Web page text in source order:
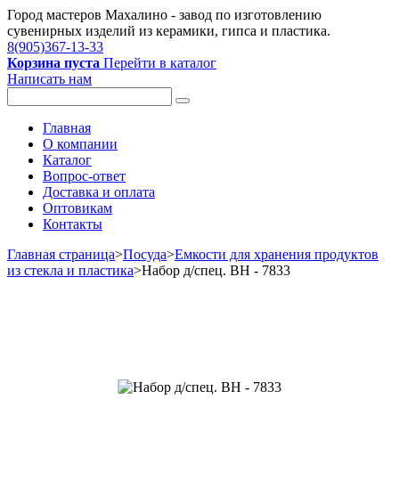
Город мастеров Mахалино - завод по изготовлению
сувенирных изделий из керамики, гипса и пластика.
8(905)367-13-33
Корзина пуста Перейти в каталог
Написать нам
Главная
О компании
Каталог
Вопрос-ответ
Доставка и оплата
Оптовикам
Контакты
Главная страница>Посуда>Емкости для хранения продуктов
из стекла и пластика>Набор д/спец. BH - 7833